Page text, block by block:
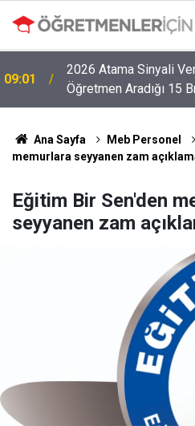
19:00
LGS Nakillerinde
Kontenjanlar Bitti,
Ana Sayfa Meb Personel
memurlara seyyanen zam
Eğitim Bir Sen'den
seyyanen zam